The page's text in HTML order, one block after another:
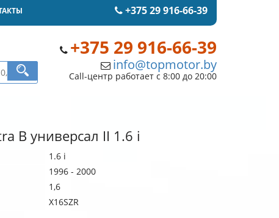
+375 29 916-66-39
+375 29 916-66-39
info@topmotor.by
Call-центр работает с 8:00 до 20:00
B универсал II 1.6 i
1.6 i
1996 - 2000
1,6
X16SZR